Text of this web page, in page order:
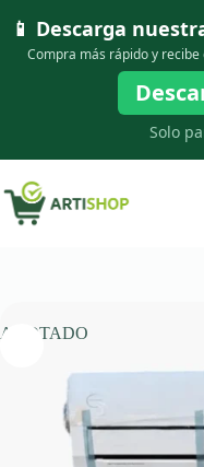
contenido
📱 Descarga
Compra más rápido y
Solo
AGOTADO